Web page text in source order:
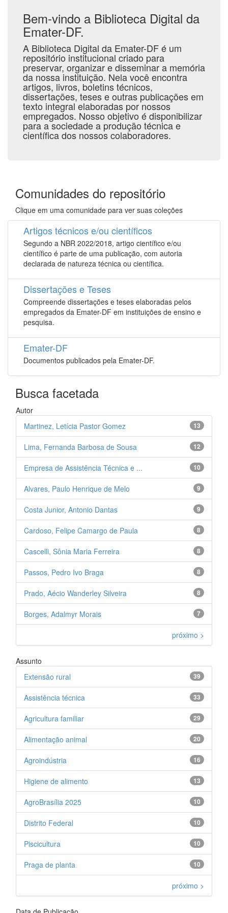
Bem-vindo a Biblioteca Digital da
Emater-DF.
A Biblioteca Digital da Emater-DF é um
repositório institucional criado para
preservar, organizar e disseminar a memória
da nossa instituição. Nela você encontra
artigos, livros, boletins técnicos,
dissertações, teses e outras publicações em
texto integral elaboradas por nossos
empregados. Nosso objetivo é disponibilizar
para a sociedade a produção técnica e
científica dos nossos colaboradores.
Comunidades do repositório
Clique em uma comunidade para ver suas coleções
Artigos técnicos e/ou científicos
Segundo a NBR 2022/2018, artigo científico e/ou
científico é parte de uma publicação, com autoria
declarada de natureza técnica ou científica.
Dissertações e Teses
Compreende dissertações e teses elaboradas pelos
empregados da Emater-DF em instituições de ensino e
pesquisa.
Emater-DF
Documentos publicados pela Emater-DF.
Busca facetada
Autor
13
Martinez, Letícia Pastor Gomez
12
Lima, Fernanda Barbosa de Sousa
10
Empresa de Assistência Técnica e ...
9
Alvares, Paulo Henrique de Melo
9
Costa Junior, Antonio Dantas
8
Cardoso, Felipe Camargo de Paula
8
Cascelli, Sônia Maria Ferreira
8
Passos, Pedro Ivo Braga
8
Prado, Aécio Wanderley Silveira
7
Borges, Adalmyr Morais
próximo >
Assunto
39
Extensão rural
33
Assistência técnica
29
Agricultura familiar
20
Alimentação animal
16
Agroindústria
13
Higiene de alimento
10
AgroBrasília 2025
10
Distrito Federal
10
Piscicultura
10
Praga de planta
próximo >